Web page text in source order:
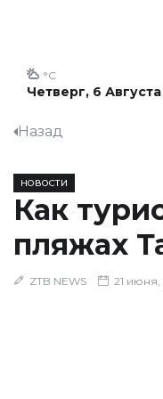
Четверг, 6 Августа
°C
Назад
НОВОСТИ
Как
пляжах
ZTB NEWS 21